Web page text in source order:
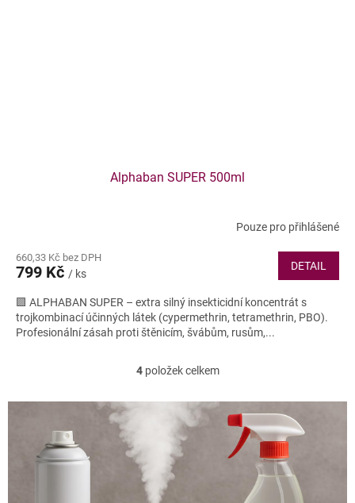
Alphaban SUPER 500ml
Pouze pro přihlášené
660,33 Kč bez DPH
799 Kč / ks
DETAIL
🟪 ALPHABAN SUPER – extra silný insekticidní koncentrát s
trojkombinací účinných látek (cypermethrin, tetramethrin, PBO).
Profesionální zásah proti štěnicím, švábům, rusům,...
O
á
d
a
4položek celkem